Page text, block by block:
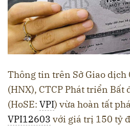
Thông tin trên Sở Giao dịch
(HNX), CTCP Phát triển Bất
(HoSE: VPI) vừa hoàn tất
VPI12603 với giá trị 150 tỷ